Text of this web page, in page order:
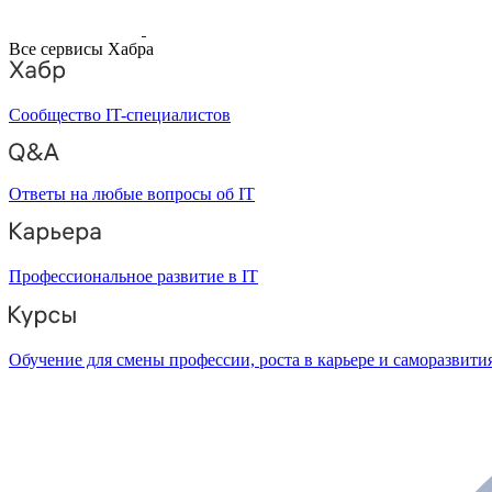
Все сервисы Хабра
Сообщество IT-специалистов
Ответы на любые вопросы об IT
Профессиональное развитие в IT
Обучение для смены профессии, роста в карьере и